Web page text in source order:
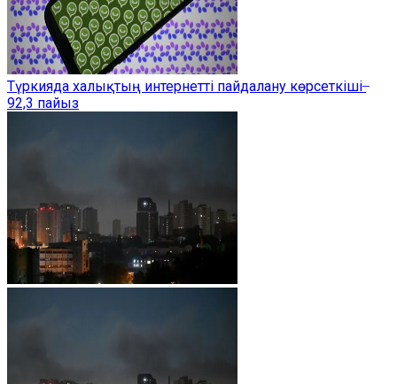
Түркияда халықтың интернетті пайдалану көрсеткіші ̶
92,3 пайыз